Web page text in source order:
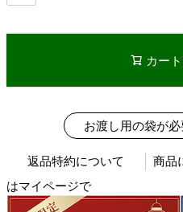
カー
お渡し用の袋が
返品特約について 商品
はマイページで